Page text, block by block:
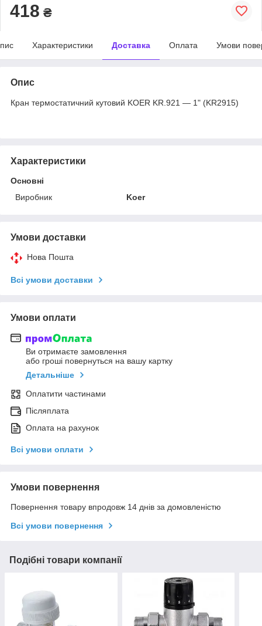
418 ₴
Характеристики Доставка Оплата Умови
Опис
Кран термостатичний кутовий KOER KR.921 — 1" (KR2915)
Характеристики
Основні
Виробник
Koer
Умови доставки
Нова Пошта
Всі умови доставки
Умови оплати
Ви отримаєте замовлення
або гроші повернуться на вашу картку
Детальніше
Оплатити частинами
Післяплата
Оплата на рахунок
Всі умови оплати
Умови повернення
Повернення товару впродовж 14 днів за домовленістю
Всі умови повернення
Подібні товари компанії